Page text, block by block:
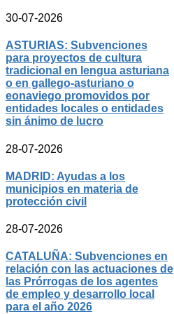
30-07-2026
ASTURIAS: Subvenciones
para proyectos de cultura
tradicional en lengua asturiana
o en gallego-asturiano o
eonaviego promovidos por
entidades locales o entidades
sin ánimo de lucro
28-07-2026
MADRID: Ayudas a los
municipios en materia de
protección civil
28-07-2026
CATALUÑA: Subvenciones en
relación con las actuaciones de
las Prórrogas de los agentes
de empleo y desarrollo local
para el año 2026